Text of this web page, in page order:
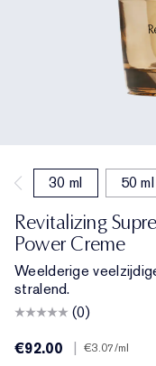
30 ml 50 ml
Revitalizing
Power Creme
Weelderige
stralend.
(0)
€92.00
€3.07/ml